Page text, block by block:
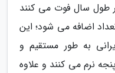
طول سال فوت می کنند
این تعداد اضافه می شود؛ این
ایرانی به طور مستقیم و
نرم می کنند و علاوه